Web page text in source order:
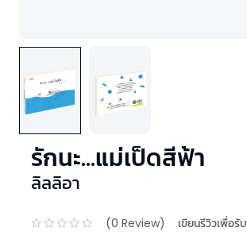
รักนะ...แม่เป็ดสีฟ้า
ลิลลิอา
(0 Review) เขียนรีวิวเพื่อรับ